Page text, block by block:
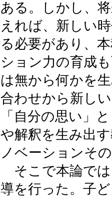
ある。しかし、
えれば、新しい
る必要があり、
ション力の育成
は無から何かを
合わせから新し
「自分の思い」
や解釈を生み出
ノベーションそ
そこで本論では
導を行った。子